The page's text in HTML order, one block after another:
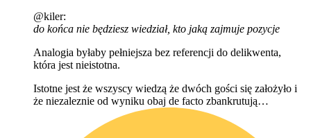
@kiler:
do końca nie będziesz wiedział, kto jaką zajmuje pozycje
Analogia byłaby pełniejsza bez referencji do delikwenta,
która jest nieistotna.
Istotne jest że wszyscy wiedzą że dwóch gości się założyło i
że niezaleznie od wyniku obaj de facto zbankrutują…